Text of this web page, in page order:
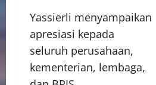
Yassierli menyampaikan
apresiasi kepada
seluruh perusahaan,
kementerian, lembaga,